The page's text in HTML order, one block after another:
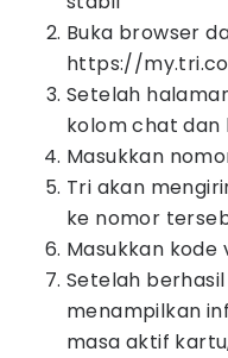
Buka browser
https://
Setelah
kolom chat dan
Masukkan
Tri akan
ke nomor
Masukkan
Setelah
menampilkan
masa aktif